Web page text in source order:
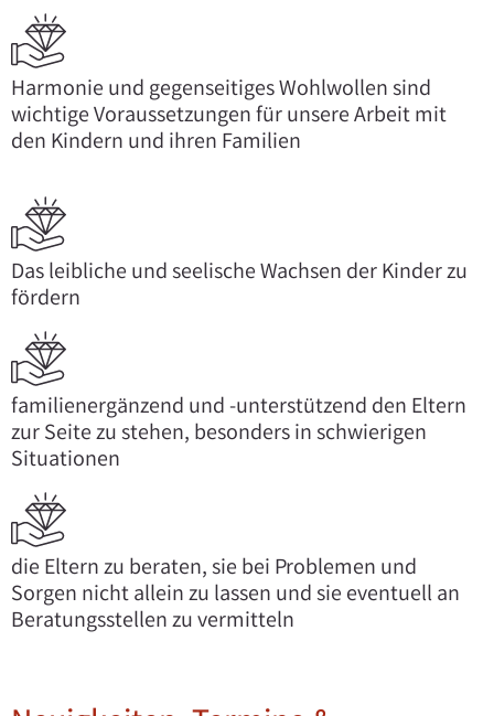
Harmonie und gegenseitiges Wohlwollen sind
wichtige Voraussetzungen für unsere Arbeit mit
den Kindern und ihren Familien
Das leibliche und seelische Wachsen der Kinder zu
fördern
familienergänzend und -unterstützend den Eltern
zur Seite zu stehen, besonders in schwierigen
Situationen
die Eltern zu beraten, sie bei Problemen und
Sorgen nicht allein zu lassen und sie eventuell an
Beratungsstellen zu vermitteln